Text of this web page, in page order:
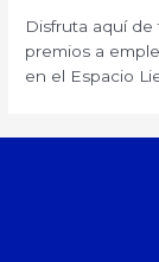
Disfruta aquí
premios a
en el Espacio